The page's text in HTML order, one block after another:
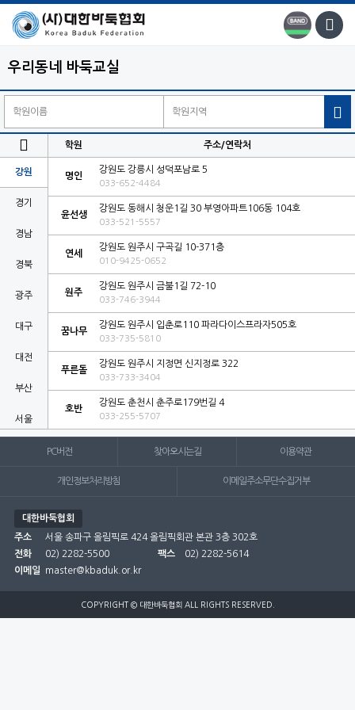
우리동네 바둑교실


강원
경기
경남
경북
광주
대구
대전
부산
서울
인천
전남
전북
학원 주소/연락처
명인
강원도 강릉시 성덕포남로 5
033-652-4484
윤선생
강원도 동해시 청운1길 30 부영아파트106동 104호
033-521-5557
연세
강원도 원주시 구곡길 10-371층
010-9425-0652
원주
강원도 원주시 금불1길 72-10
033-746-3944
꿈나무
강원도 원주시 입춘로110 파라다이스프라자505호
033-735-5810
푸른돌
강원도 원주시 지정면 신지정로 322
033-733-3404
호반
강원도 춘천시 춘주로179번길 4
033-255-5707
PC버전 찾아오시는길 이용약관
개인정보처리방침 이메일주소무단수집거부
대한바둑협회
주소
서울 송파구 올림픽로 424 올림픽회관 본관 3층 302호
전화
02) 2282-5500 팩스
02) 2282-5614
이메일
master@kbaduk.or.kr
COPYRIGHT © 대한바둑협회 ALL RIGHTS RESERVED.